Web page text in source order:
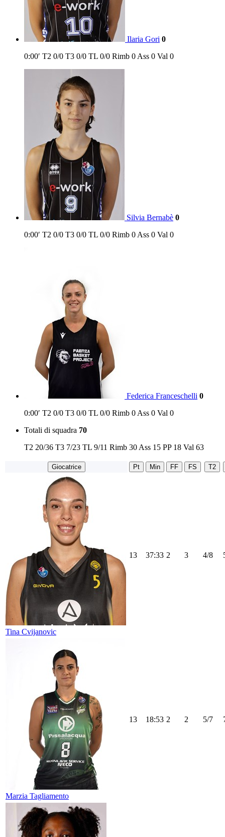
Ilaria Gori 0
0:00′ T2 0/0 T3 0/0 TL 0/0 Rimb 0 Ass 0 Val 0
Silvia Bernabè 0
0:00′ T2 0/0 T3 0/0 TL 0/0 Rimb 0 Ass 0 Val 0
Federica Franceschelli 0
0:00′ T2 0/0 T3 0/0 TL 0/0 Rimb 0 Ass 0 Val 0
Totali di squadra 70
T2 20/36 T3 7/23 TL 9/11 Rimb 30 Ass 15 PP 18 Val 63
Giocatrice Pt Min FF FS T2
Tina Cvijanovic
13 37:33 2 3 4/8
Marzia Tagliamento
13 18:53 2 2 5/7